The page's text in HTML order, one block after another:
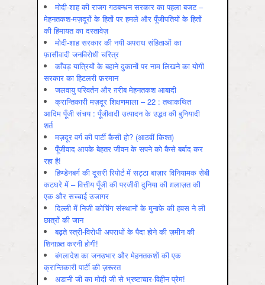
मोदी-शाह की राजग गठबन्धन सरकार का पहला बजट –
मेहनतकश-मज़दूरों के हितों पर हमले और पूँजीपतियों के हितों
की हिमायत का दस्तावेज़
मोदी-शाह सरकार की नयी अपराध संहिताओं का
फ़ासीवादी जनविरोधी चरित्र
काँवड़ यात्रियों के बहाने दुकानों पर नाम लिखने का योगी
सरकार का हिटलरी फ़रमान
जलवायु परिवर्तन और ग़रीब मेहनतकश आबादी
क्रान्तिकारी मज़दूर शिक्षणमाला – 22 : तथाकथित
आदिम पूँजी संचय : पूँजीवादी उत्पादन के उद्भव की बुनियादी
शर्त
मज़दूर वर्ग की पार्टी कैसी हो? (आठवीं किश्त)
पूँजीवाद आपके बेहतर जीवन के सपने को कैसे बर्बाद कर
रहा है!
हिण्डेनबर्ग की दूसरी रिपोर्ट में सट्टा बाज़ार विनियामक सेबी
कटघरे में – वित्तीय पूँजी की परजीवी दुनिया की ग़लाज़त की
एक और सच्चाई उजागर
दिल्ली में निजी कोचिंग संस्थानों के मुनाफ़े की हवस ने ली
छात्रों की जान
बढ़ते स्त्री-विरोधी अपराधों के पैदा होने की ज़मीन की
शिनाख़्त करनी होगी!
बंगलादेश का जनउभार और मेहनतकशों की एक
क्रान्तिकारी पार्टी की ज़रूरत
अडानी जी का मोदी जी से भ्रष्टाचार-विहीन प्रेम!